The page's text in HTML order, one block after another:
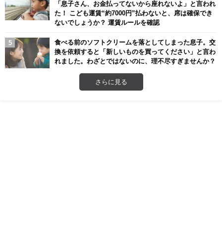
「息子さん、お金払ってないから座れないよ」と言われ
た！ こども運賃“約7000円”払わないと、席は確保でき
ないでしょうか？ 運賃ルールを確認
食べる前のソフトクリームを落としてしまった息子。交
換を依頼すると「新しいものを買ってください」と言わ
れました。わざとではないのに、理不尽すぎませんか？
さらに見る